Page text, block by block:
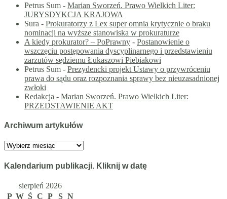
Petrus Sum - Marian Sworzeń. Prawo Wielkich Liter:
JURYSDYKCJA KRAJOWA
Sura - Prokuratorzy z Lex super omnia krytycznie o braku
nominacji na wyższe stanowiska w prokuraturze
A kiedy prokurator? – PoPrawny - Postanowienie o
wszczęciu postępowania dyscyplinarnego i przedstawieniu
zarzutów sędziemu Łukaszowi Piebiakowi
Petrus Sum - Prezydencki projekt Ustawy o przywróceniu
prawa do sądu oraz rozpoznania sprawy bez nieuzasadnionej
zwłoki
Redakcja - Marian Sworzeń. Prawo Wielkich Liter:
PRZEDSTAWIENIE AKT
Archiwum artykułów
Archiwum
Kalendarium publikacji. Kliknij w datę
sierpień 2026
P W Ś C P S N